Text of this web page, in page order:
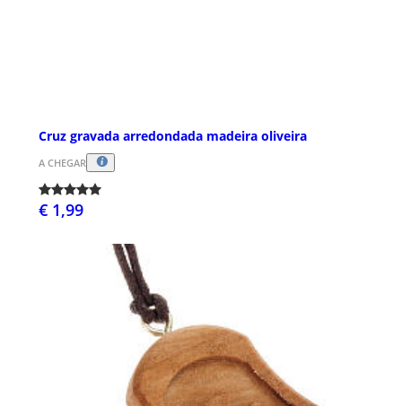
Cruz gravada arredondada madeira oliveira
A CHEGAR
€ 1,99